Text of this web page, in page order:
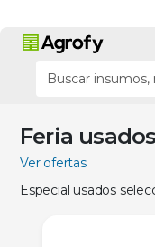
Feria
Ver ofertas
Especial usados